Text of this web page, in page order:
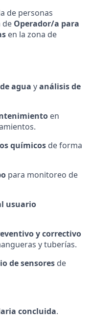
de personas
de Operador/a para
en la zona de
agua yanálisis de
en
químicos de forma
para monitoreo de
usuario
y correctivo
y tuberías.
de sensores de
concluida.